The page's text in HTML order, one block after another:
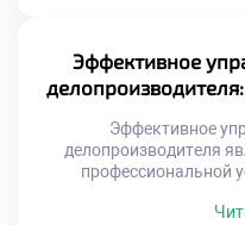
Делопроизводство
управленческой
документационного
аппарата невозможно.
звеном
Эффективное
Эффективное
делопроизводителя
профессиональной
обрабатывает огромные